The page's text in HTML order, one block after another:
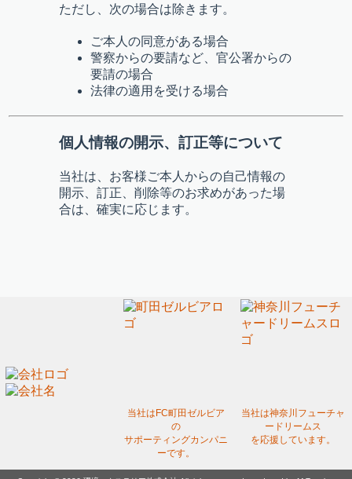
ただし、次の場合は除きます。
ご本人の同意がある場合
警察からの要請など、官公署からの
要請の場合
法律の適用を受ける場合
個人情報の開示、訂正等について
当社は、お客様ご本人からの自己情報の
開示、訂正、削除等のお求めがあった場
合は、確実に応じます。
当社はFC町田ゼルビア
の
サポーティングカンパニ
ーです。
当社は神奈川フューチャ
ードリームス
を応援しています。